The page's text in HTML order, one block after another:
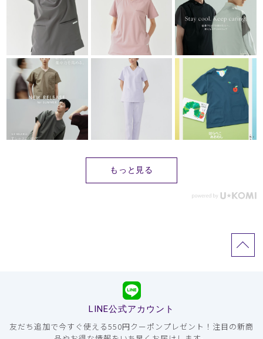
もっと見る
LINE公式アカウント
友だち追加で今すぐ使える550円クーポンプレゼント！注目の新商